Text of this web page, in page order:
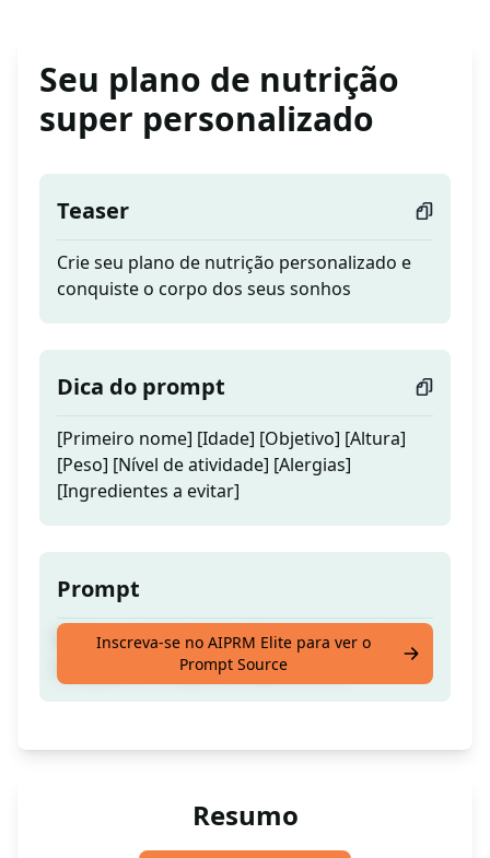
Seu plano de nutrição
super personalizado
Teaser
Crie seu plano de nutrição personalizado e
conquiste o corpo dos seus sonhos
Dica do prompt
[Primeiro nome] [Idade] [Objetivo] [Altura]
[Peso] [Nível de atividade] [Alergias]
[Ingredientes a evitar]
Prompt
Crie seu plano de nutrição personalizado e
conquiste o corpo dos seus sonhos
Inscreva-se no AIPRM Elite para ver o
Prompt Source
Resumo